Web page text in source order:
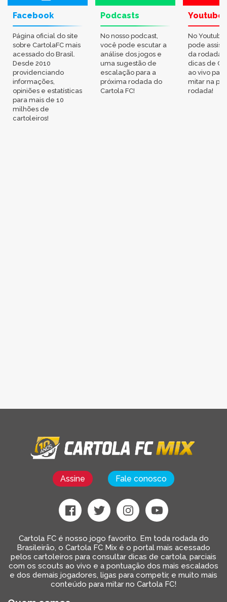
Facebook
Página oficial do site
sobre CartolaFC mais
acessado do Brasil.
Desde 2010
providenciando
informações,
opiniões e estatísticas
para mais de 10
milhões de
cartoleiros!
Podcasts
No nosso podcast,
você pode escutar a
análise dos jogos e
uma sugestão de
escalação para a
próxima rodada do
Cartola FC!
Youtube
No
pode
da rodada,
dicas de
ao vivo
mitar na
rodada!
Assine Fale conosco
Cartola FC é nosso jogo favorito. Em toda rodada do
Brasileirão, o Cartola FC Mix é o portal mais acessado
pelos cartoleiros para consultar dicas de cartola, parciais
com os scouts ao vivo e a pontuação dos mais escalados
e dos demais jogadores, ligas para competir, e muito mais
conteúdo para mitar no Cartola FC!